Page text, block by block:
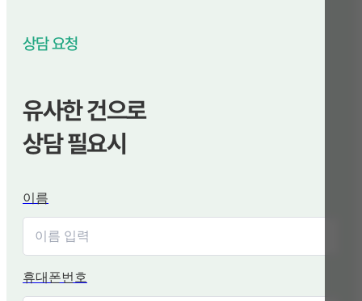
상담 요청
유사한 건으로
상담 필요시
이름
휴대폰번호